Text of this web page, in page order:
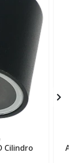
Cilindro